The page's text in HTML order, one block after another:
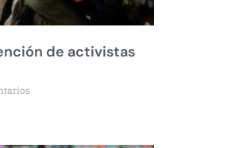
de activistas